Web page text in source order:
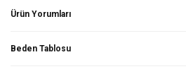
Ürün Yorumları
Beden Tablosu